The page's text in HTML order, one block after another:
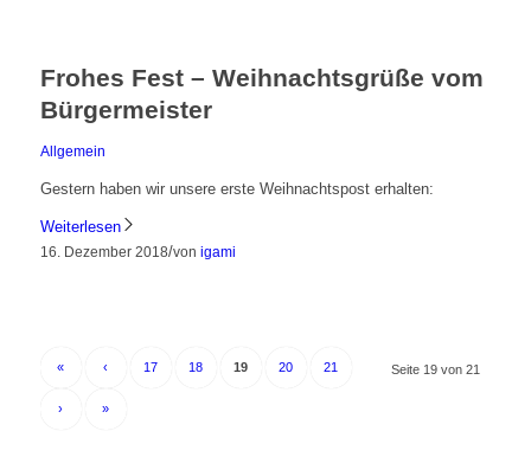
Frohes Fest – Weihnachtsgrüße vom
Bürgermeister
Allgemein
Gestern haben wir unsere erste Weihnachtspost erhalten:
Weiterlesen
16. Dezember 2018/von igami
Seite 19 von 21
« ‹ 17 18 19 20 21
› »